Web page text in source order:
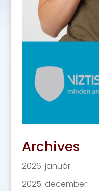
Archives
2026. január
2025. december